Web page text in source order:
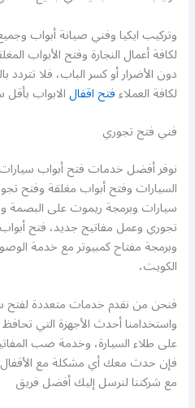
وتركيب ايكيا وفني صيانة أبواب
لكافة أعمال النجارة وفتح الأبواب
دون الأضرار أو كسر الباب، فلا تتردد
لكافة العملاءفتح اقفالالابواب
فني فتح تجوري
نوفر أفضل خدمات فتح أبواب
السيارات وفتح أبواب مغلقة وفتح
سيارات وبرمجة ريموت على البصمة
وبرمجة مفتاح كمبيوتر مع خدمة
الكويت،
فنحن من نقدم خدمات متعددة لفتح
واستخدامنا أحدث الأجهزة التي
على طلاء السيارة، وخدمة صب
فإن حدث معك أي مشكلة مع الأقفال
مع شركتنا لنرسل إليك أفضل فريق